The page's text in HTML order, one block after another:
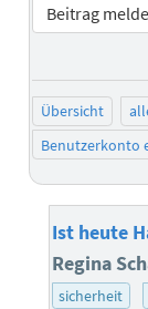
Beitrag
Übersicht
Benutzerkonto
Ist heute
Regina
sicherheit